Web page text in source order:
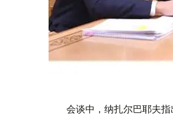
会谈中，纳扎尔巴耶夫指